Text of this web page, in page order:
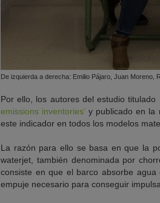
De izquierda a derecha: Emilio Pájaro, Juan Moreno,
Por ello, los autores del estudio titulado ‘
emissions inventories’y publicado en la
este indicador en todos los modelos
La razón para ello se basa en que la
waterjet, también denominada por
consiste en que el barco absorbe
empuje necesario para conseguir